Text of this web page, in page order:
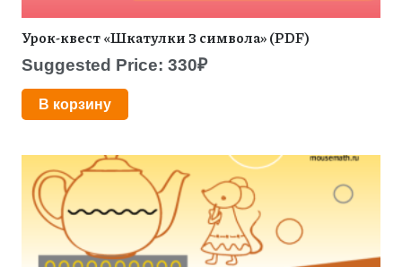
Урок-квест «Шкатулки 3 символа» (PDF)
Suggested Price: 330₽
В корзину